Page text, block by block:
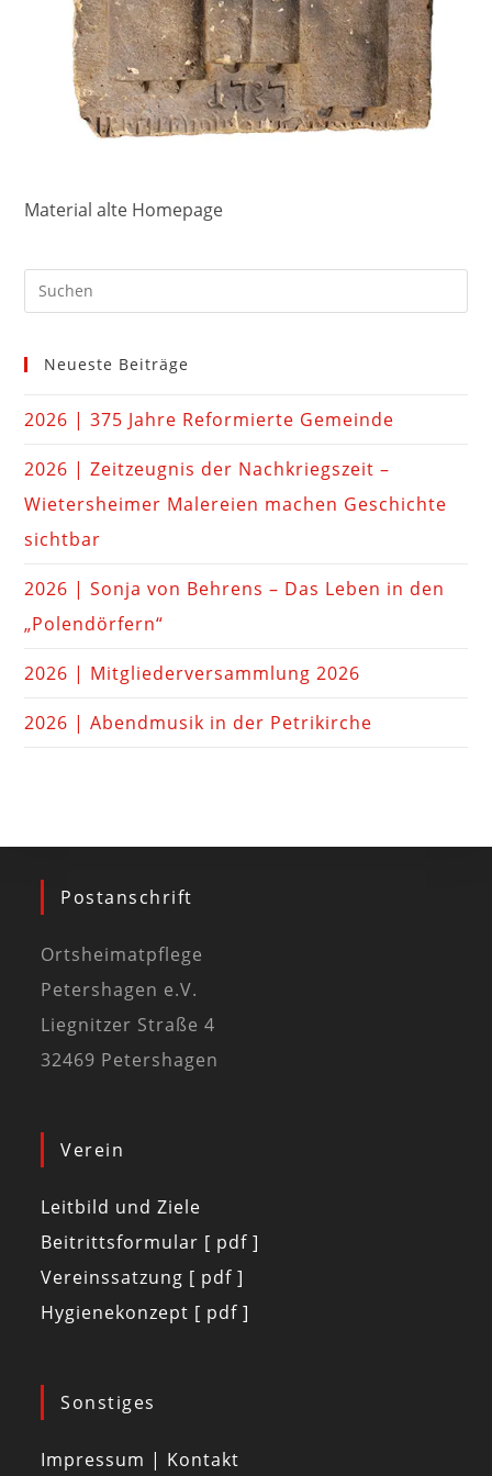
Material alte Homepage
Neueste Beiträge
2026 | 375 Jahre Reformierte Gemeinde
2026 | Zeitzeugnis der Nachkriegszeit –
Wietersheimer Malereien machen Geschichte
sichtbar
2026 | Sonja von Behrens – Das Leben in den
„Polendörfern“
2026 | Mitgliederversammlung 2026
2026 | Abendmusik in der Petrikirche
Postanschrift
Ortsheimatpflege
Petershagen e.V.
Liegnitzer Straße 4
32469 Petershagen
Verein
Leitbild und Ziele
Beitrittsformular [ pdf ]
Vereinssatzung [ pdf ]
Hygienekonzept [ pdf ]
Sonstiges
Impressum | Kontakt